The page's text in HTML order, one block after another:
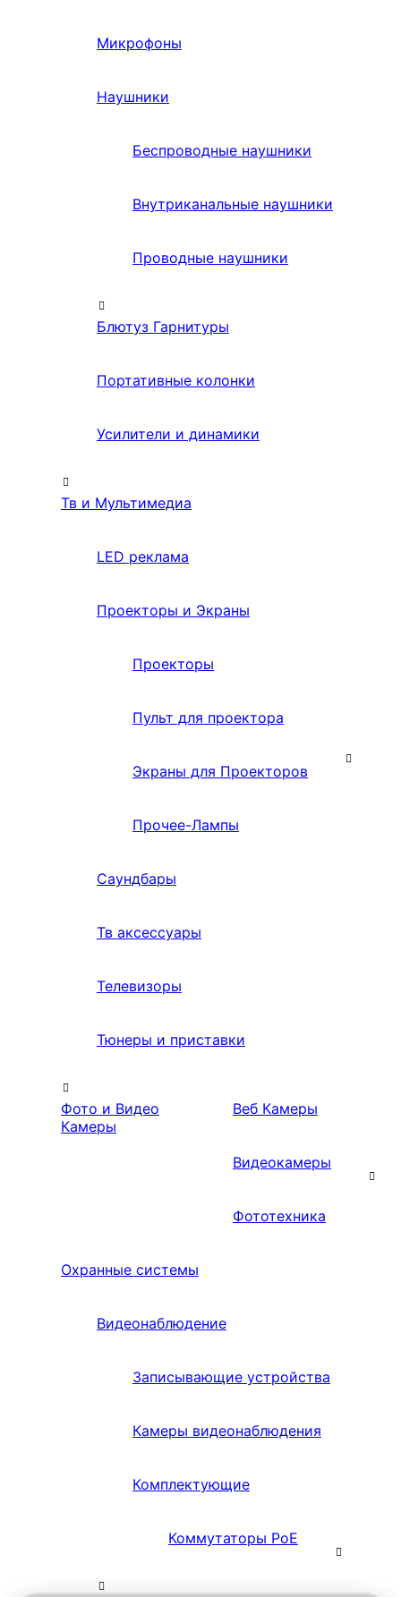
Микрофоны
Наушники
Беспроводные наушники
Внутриканальные наушники
Проводные наушники
Блютуз Гарнитуры
Портативные колонки
Усилители и динамики
Тв и Мультимедиа
LED реклама
Проекторы и Экраны
Проекторы
Пульт для проектора
Экраны для Проекторов
Прочее-Лампы
Саундбары
Тв аксессуары
Телевизоры
Тюнеры и приставки
Фото и Видео
Камеры
Веб Камеры
Видеокамеры
Фототехника
Охранные системы
Видеонаблюдение
Записывающие устройства
Камеры видеонаблюдения
Комплектующие
Коммутаторы PoE